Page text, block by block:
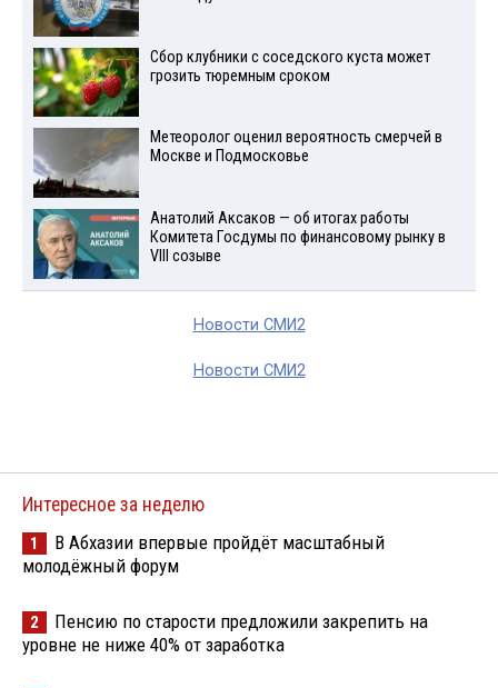
Сбор клубники с соседского куста может
грозить тюремным сроком
Метеоролог оценил вероятность смерчей в
Москве и Подмосковье
Анатолий Аксаков — об итогах работы
Комитета Госдумы по финансовому рынку в
VIII созыве
Новости СМИ2
Новости СМИ2
Интересное за неделю
1
В Абхазии впервые пройдёт масштабный
молодёжный форум
2
Пенсию по старости предложили закрепить на
уровне не ниже 40% от заработка